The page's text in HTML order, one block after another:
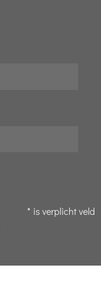
* is verplicht veld